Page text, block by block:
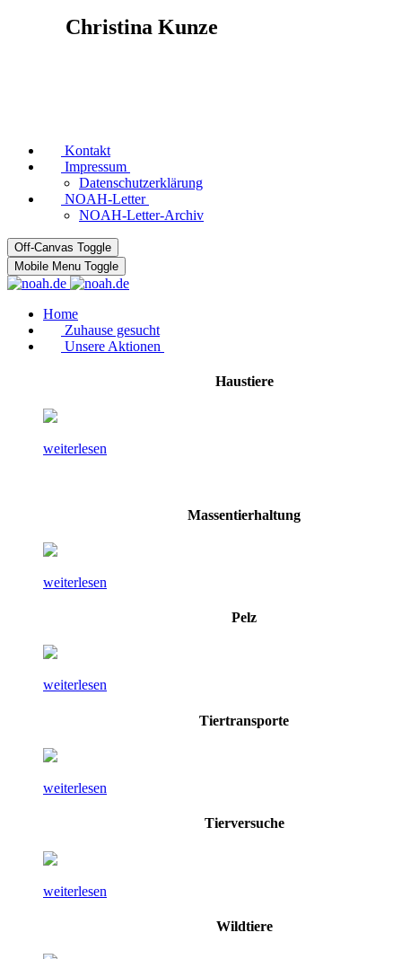
Christina Kunze
Kontakt
Impressum
Datenschutzerklärung
NOAH-Letter
NOAH-Letter-Archiv
Off-Canvas Toggle
Mobile Menu Toggle
Home
Zuhause gesucht
Unsere Aktionen
Haustiere
weiterlesen
Massentierhaltung
weiterlesen
Pelz
weiterlesen
Tiertransporte
weiterlesen
Tierversuche
weiterlesen
Wildtiere